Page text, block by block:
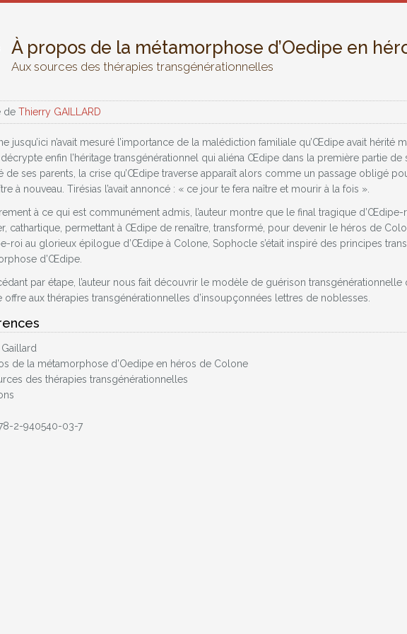
À propos de la métamorphose d’Oedipe en
Aux sources des thérapies transgénérationnelles
de Thierry GAILLARD
jusqu’ici n’avait mesuré l’importance de la malédiction familiale qu’Œdipe avait hérité
décrypte enfin l’héritage transgénérationnel qui aliéna Œdipe dans la première partie
de ses parents, la crise qu’Œdipe traverse apparaît alors comme un passage obligé
à nouveau. Tirésias l’avait annoncé : « ce jour te fera naître et mourir à la fois ».
à ce qui est communément admis, l’auteur montre que le final tragique d’Œdipe-
cathartique, permettant à Œdipe de renaître, transformé, pour devenir le héros de
roi au glorieux épilogue d’Œdipe à Colone, Sophocle s’était inspiré des principes
d’Œdipe.
par étape, l’auteur nous fait découvrir le modèle de guérison
offre aux thérapies transgénérationnelles d’insoupçonnées lettres de noblesses.
de la métamorphose d’Oedipe en héros de Colone
des thérapies transgénérationnelles
2-940540-03-7